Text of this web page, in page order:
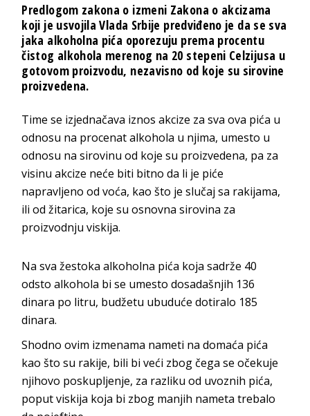
Predlogom zakona o izmeni Zakona o akcizama
koji je usvojila Vlada Srbije predviđeno je da se sva
jaka alkoholna pića oporezuju prema procentu
čistog alkohola merenog na 20 stepeni Celzijusa u
gotovom proizvodu, nezavisno od koje su sirovine
proizvedena.
Time se izjednačava iznos akcize za sva ova pića u
odnosu na procenat alkohola u njima, umesto u
odnosu na sirovinu od koje su proizvedena, pa za
visinu akcize neće biti bitno da li je piće
napravljeno od voća, kao što je slučaj sa rakijama,
ili od žitarica, koje su osnovna sirovina za
proizvodnju viskija.
Na sva žestoka alkoholna pića koja sadrže 40
odsto alkohola bi se umesto dosadašnjih 136
dinara po litru, budžetu ubuduće dotiralo 185
dinara.
Shodno ovim izmenama nameti na domaća pića
kao što su rakije, bili bi veći zbog čega se očekuje
njihovo poskupljenje, za razliku od uvoznih pića,
poput viskija koja bi zbog manjih nameta trebalo